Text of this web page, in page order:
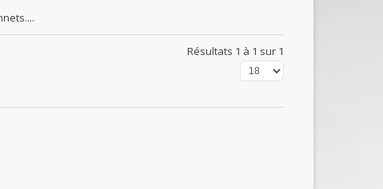
Résultats 1 à 1 sur 1